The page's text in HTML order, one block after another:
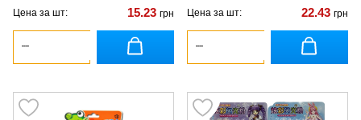
Цена за шт: 15.23 грн Цена за шт: 22.43 грн